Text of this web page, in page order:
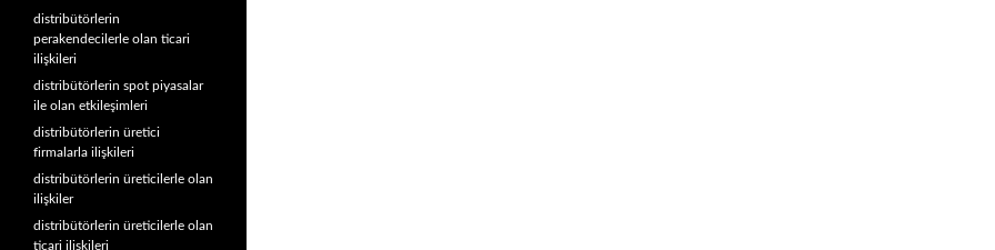
distribütörlerin
perakendecilerle olan ticari
ilişkileri
distribütörlerin spot piyasalar
ile olan etkileşimleri
distribütörlerin üretici
firmalarla ilişkileri
distribütörlerin üreticilerle olan
ilişkiler
distribütörlerin üreticilerle olan
ticari ilişkileri